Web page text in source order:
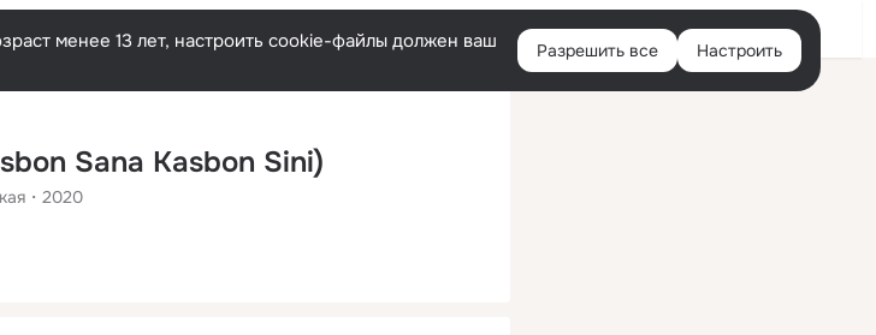
Русский Войти
менее 13 лет, настроить cookie-файлы должен ваш
Разрешить все Настроить
Sana Kasbon Sini)
2020